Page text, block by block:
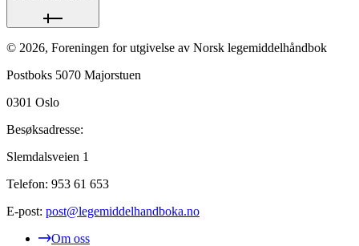
© 2026, Foreningen for utgivelse av Norsk legemiddelhåndbok
Postboks 5070 Majorstuen
0301 Oslo
Besøksadresse:
Slemdalsveien 1
Telefon: 953 61 653
E-post: post@legemiddelhandboka.no
Om oss